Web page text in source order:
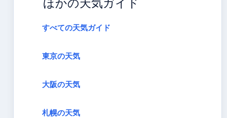
ほかの天気ガイド
すべての天気ガイド
東京の天気
大阪の天気
札幌の天気